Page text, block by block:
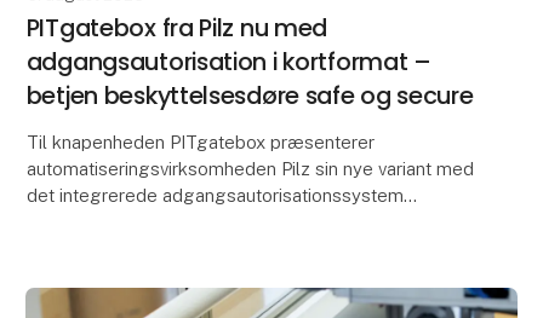
PITgatebox fra Pilz nu med
adgangsautorisation i kortformat –
betjen beskyttelsesdøre safe og secure
Til knapenheden PITgatebox præsenterer
automatiseringsvirksomheden Pilz sin nye variant med
det integrerede adgangsautorisationssystem